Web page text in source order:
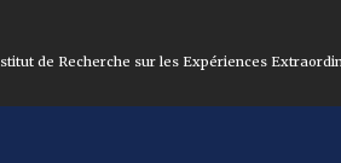
de Recherche sur les Expériences